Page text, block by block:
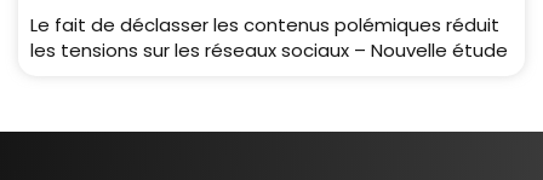
Le fait de déclasser les contenus polémiques réduit
les tensions sur les réseaux sociaux – Nouvelle étude